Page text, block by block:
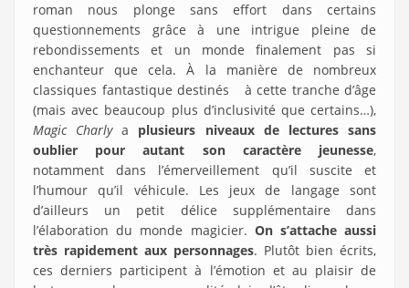
roman nous plonge sans effort dans certains
questionnements grâce à une intrigue pleine de
rebondissements et un monde finalement pas si
enchanteur que cela. À la manière de nombreux
classiques fantastique destinés à cette tranche d’âge
(mais avec beaucoup plus d’inclusivité que certains…),
Magic Charlya plusieurs niveaux de lectures sans
oublier pour autant son caractère jeunesse,
notamment dans l’émerveillement qu’il suscite et
l’humour qu’il véhicule. Les jeux de langage sont
d’ailleurs un petit délice supplémentaire dans
l’élaboration du monde magicier. On s’attache aussi
très rapidement aux personnages. Plutôt bien écrits,
ces derniers participent à l’émotion et au plaisir de